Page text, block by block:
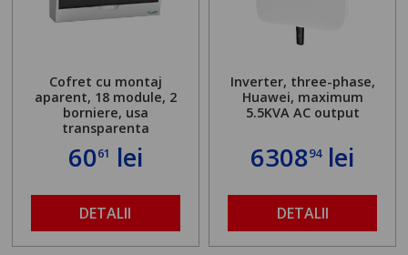
Cofret cu montaj
aparent, 18 module, 2
borniere, usa
transparenta
6061 lei
DETALII
Inverter, three-phase,
Huawei, maximum
5.5KVA AC output
630894lei
DETALII